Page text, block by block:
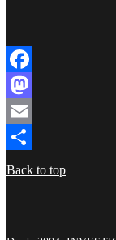
Facebook
Mastodon
Email
Compartir
Back to top